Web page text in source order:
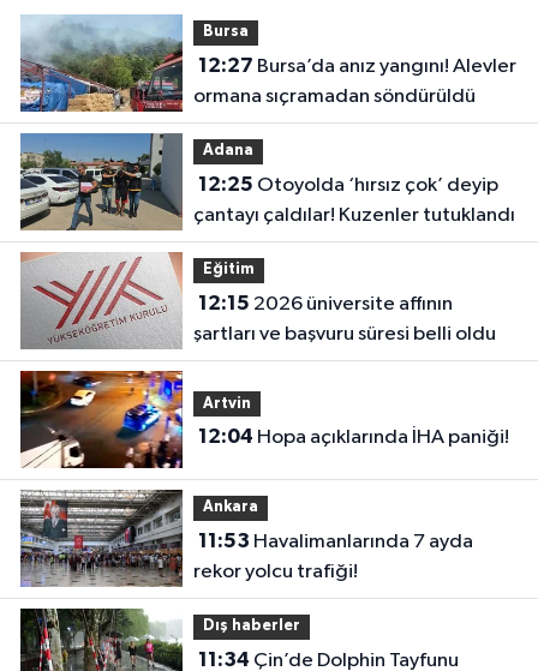
Bursa
12:27
ormana sıçramadan söndürüldü
Adana
12:25
çantayı çaldılar! Kuzenler tutuklandı
Eğitim
12:15
şartları ve başvuru süresi belli oldu
Artvin
12:04 Hopa açıklarında İHA paniği!
Ankara
11:53
rekor yolcu trafiği!
Dış haberler
11:34